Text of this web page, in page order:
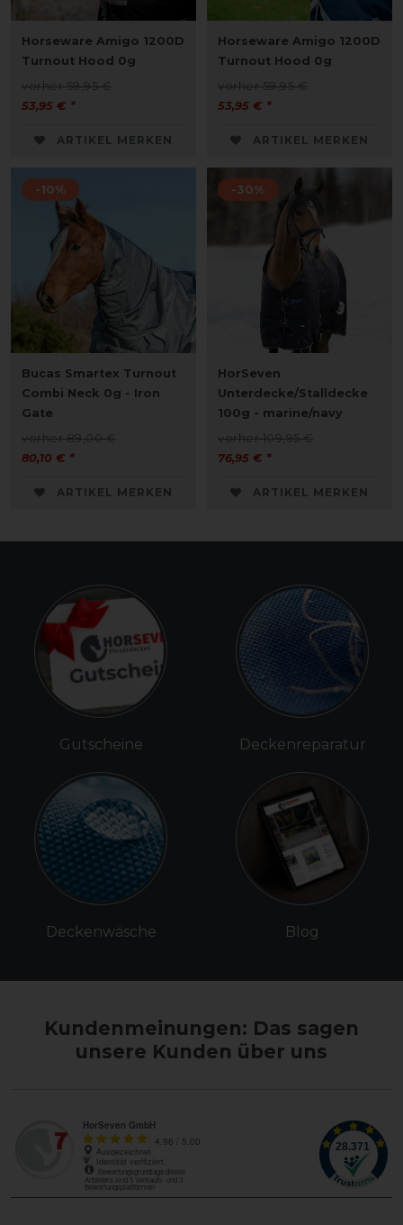
Horseware Amigo 1200D
Turnout Hood 0g
vorher 59,95 €
53,95 € *
ARTIKEL MERKEN
Horseware Amigo 1200D
Turnout Hood 0g
vorher 59,95 €
53,95 € *
ARTIKEL MERKEN
-10%
Bucas Smartex Turnout
Combi Neck 0g - Iron
Gate
vorher 89,00 €
80,10 € *
ARTIKEL MERKEN
-30%
HorSeven
Unterdecke/Stalldecke
100g - marine/navy
vorher 109,95 €
76,95 € *
ARTIKEL MERKEN
Gutscheine
Deckenwäsche
Deckenreparatur
Blog
Kundenmeinungen: Das sagen
unsere Kunden über uns